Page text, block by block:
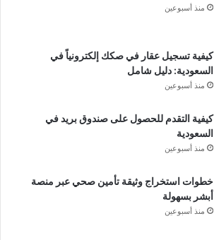
منذ أسبوعين
كيفية تسجيل عقار في صكك إلكترونياً في
السعودية: دليل شامل
منذ أسبوعين
كيفية التقدم للحصول على صندوق بريد في
السعودية
منذ أسبوعين
خطوات استخراج وثيقة تأمين صحي عبر منصة
أبشر بسهولة
منذ أسبوعين